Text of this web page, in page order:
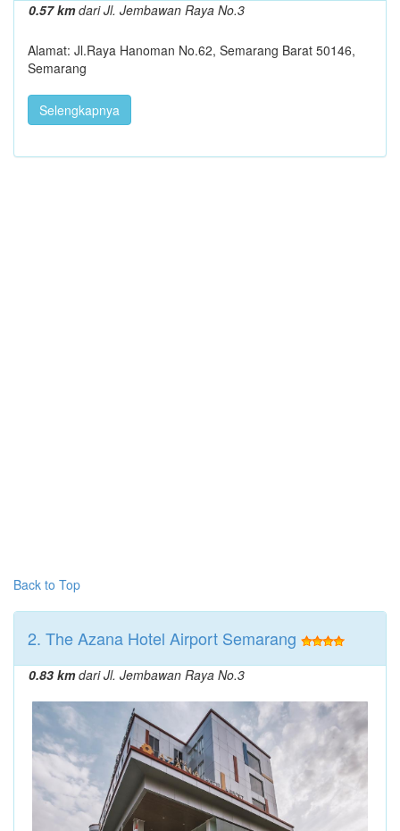
0.57 kmdari Jl. Jembawan Raya No.3
Alamat: Jl.Raya Hanoman No.62, Semarang Barat 50146,
Semarang
Selengkapnya
Back to Top
2. The Azana Hotel Airport Semarang
0.83 kmdari Jl. Jembawan Raya No.3